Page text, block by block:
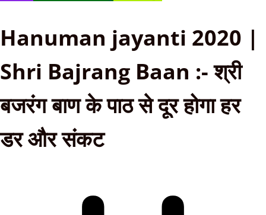
Hanuman jayanti 2020 |
Shri Bajrang Baan :- श्री
बजरंग बाण के पाठ से दूर होगा हर
डर और संकट